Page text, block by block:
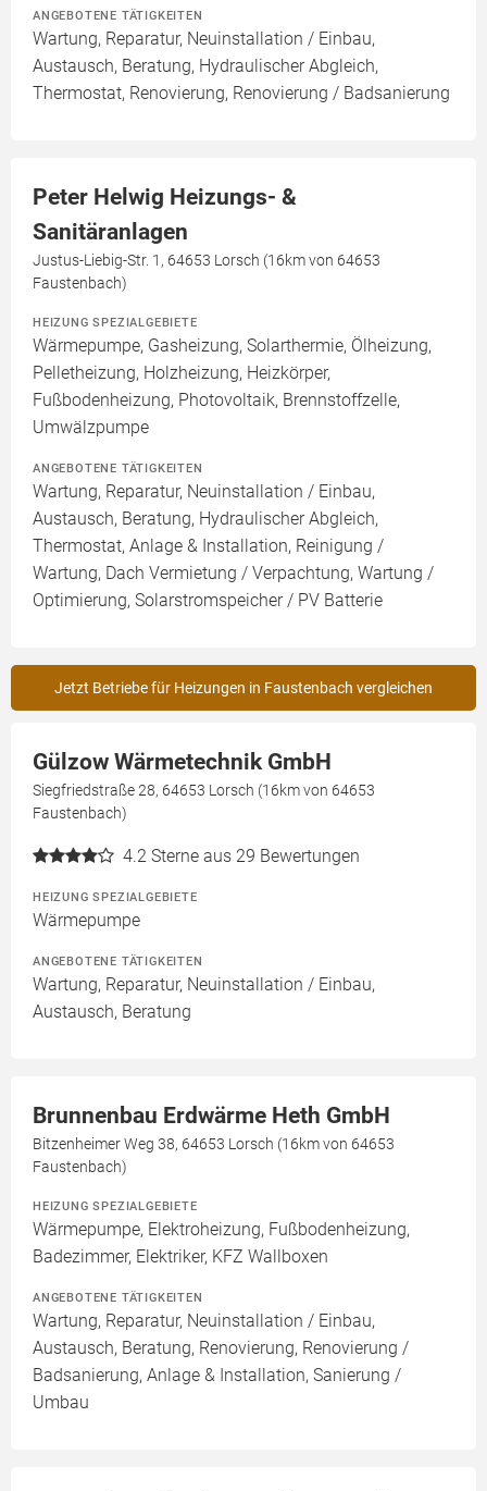
ANGEBOTENE TÄTIGKEITEN
Wartung, Reparatur, Neuinstallation / Einbau,
Austausch, Beratung, Hydraulischer Abgleich,
Thermostat, Renovierung, Renovierung / Badsanierung
Peter Helwig Heizungs- &
Sanitäranlagen
Justus-Liebig-Str. 1, 64653 Lorsch (16km von 64653
Faustenbach)
HEIZUNG SPEZIALGEBIETE
Wärmepumpe, Gasheizung, Solarthermie, Ölheizung,
Pelletheizung, Holzheizung, Heizkörper,
Fußbodenheizung, Photovoltaik, Brennstoffzelle,
Umwälzpumpe
ANGEBOTENE TÄTIGKEITEN
Wartung, Reparatur, Neuinstallation / Einbau,
Austausch, Beratung, Hydraulischer Abgleich,
Thermostat, Anlage & Installation, Reinigung /
Wartung, Dach Vermietung / Verpachtung, Wartung /
Optimierung, Solarstromspeicher / PV Batterie
Jetzt Betriebe für Heizungen in Faustenbach vergleichen
Gülzow Wärmetechnik GmbH
Siegfriedstraße 28, 64653 Lorsch (16km von 64653
Faustenbach)
4.2 Sterne aus 29 Bewertungen
HEIZUNG SPEZIALGEBIETE
Wärmepumpe
ANGEBOTENE TÄTIGKEITEN
Wartung, Reparatur, Neuinstallation / Einbau,
Austausch, Beratung
Brunnenbau Erdwärme Heth GmbH
Bitzenheimer Weg 38, 64653 Lorsch (16km von 64653
Faustenbach)
HEIZUNG SPEZIALGEBIETE
Wärmepumpe, Elektroheizung, Fußbodenheizung,
Badezimmer, Elektriker, KFZ Wallboxen
ANGEBOTENE TÄTIGKEITEN
Wartung, Reparatur, Neuinstallation / Einbau,
Austausch, Beratung, Renovierung, Renovierung /
Badsanierung, Anlage & Installation, Sanierung /
Umbau